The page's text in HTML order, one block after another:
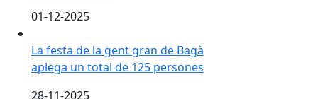
01-12-2025
La festa de la gent gran de Bagà
aplega un total de 125 persones
28-11-2025